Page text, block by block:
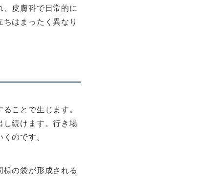
皮膚科で日常的に
はまったく異なり
ことで生じます。
し続けます。行き場
のです。
の袋が形成される